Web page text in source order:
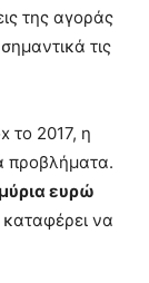
της αγοράς
τις
το 2017, η
προβλήματα.
ευρώ
καταφέρει να